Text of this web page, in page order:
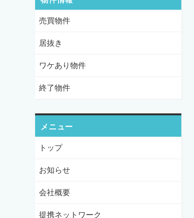
売買物件
居抜き
ワケあり物件
終了物件
メニュー
トップ
お知らせ
会社概要
提携ネットワーク